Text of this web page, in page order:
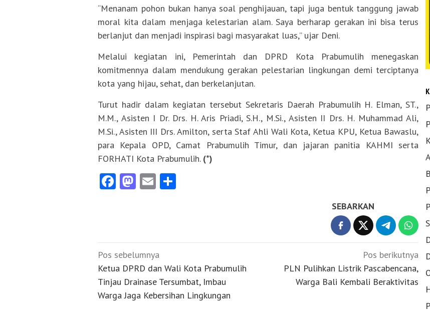
“Menanam pohon bukan hanya soal penghijauan, tapi juga bentuk tanggung jawab
moral kita dalam menjaga kelestarian alam. Saya berharap gerakan ini bisa terus
berlanjut dan menjadi inspirasi bagi masyarakat luas,” ujar Deni.
Melalui kegiatan ini, Pemerintah dan DPRD Kota Prabumulih menegaskan
komitmennya dalam mendukung gerakan pelestarian lingkungan demi terciptanya
kota yang hijau, sehat, dan berkelanjutan.
Turut hadir dalam kegiatan tersebut Sekretaris Daerah Prabumulih H. Elman, ST.,
M.M., Asisten I Dr. Drs. H. Aris Priadi, S.H., M.Si., Asisten II Drs. H. Muhammad Ali,
M.Si., Asisten III Drs. Amilton, serta Staf Ahli Wali Kota, Ketua KPU, Ketua Bawaslu,
para Kepala OPD, Camat Prabumulih Timur, dan jajaran panitia KAHMI serta
FORHATI Kota Prabumulih. (*)
Facebook
Mastodon
Email
SEBARKAN
Navigasi
pos
Pos sebelumnya
Ketua DPRD dan Wali Kota Prabumulih
Tinjau Drainase Tersumbat, Imbau
Warga Jaga Kebersihan Lingkungan
Pos berikutnya
PLN Pulihkan Listrik Pascabencana,
Warga Bali Kembali Beraktivitas